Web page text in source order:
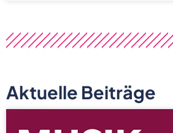
Aktuelle Beiträge